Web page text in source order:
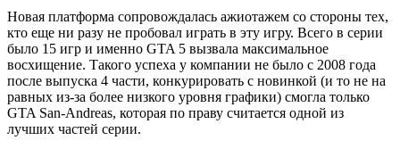
Новая платформа сопровождалась ажиотажем со стороны тех,
кто еще ни разу не пробовал играть в эту игру. Всего в серии
было 15 игр и именно GTA 5 вызвала максимальное
восхищение. Такого успеха у компании не было с 2008 года
после выпуска 4 части, конкурировать с новинкой (и то не на
равных из-за более низкого уровня графики) смогла только
GTA San-Andreas, которая по праву считается одной из
лучших частей серии.